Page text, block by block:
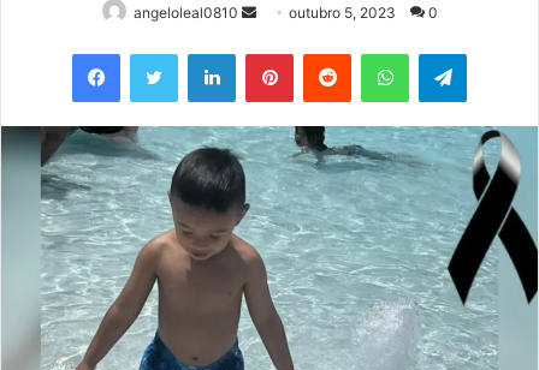
angeloleal0810
Mande
e-
outubro 5, 2023 0
FacebookTwitter LinkedinPinterestReddit WhatsAppTelegram